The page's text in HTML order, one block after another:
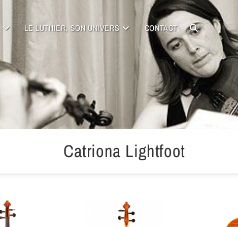
LE LUTHIER, SON UNIVERS CONTACT
Catriona Lightfoot